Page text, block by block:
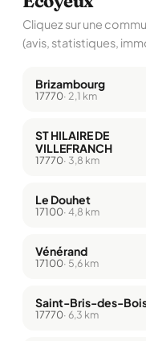
Cliquez sur une
(avis, statistiques,
Brizambourg
17770· 2,1 km
ST HILAIRE DE
VILLEFRANCH
17770· 3,8 km
Le Douhet
17100· 4,8 km
Vénérand
17100· 5,6 km
Saint-Bris-des-
17770· 6,3 km